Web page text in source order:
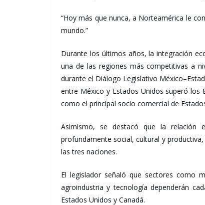
“Hoy más que nunca, a Norteamérica le
mundo.”
Durante los últimos años, la integración
una de las regiones más competitivas a
durante el Diálogo Legislativo
entre México y Estados Unidos superó
como el principal socio comercial de
Asimismo, se destacó que la relación
profundamente social, cultural y
las tres naciones.
El legislador señaló que sectores como
agroindustria y tecnología dependerán
Estados Unidos y Canadá.